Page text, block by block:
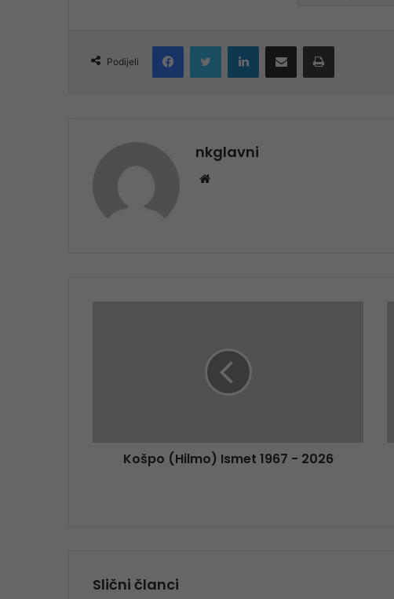
Podijeli
FacebookTwitter LinkedInShare via Email Print
nkglavni
Košpo (Hilmo) Ismet 1967 - 2026
Slični članci